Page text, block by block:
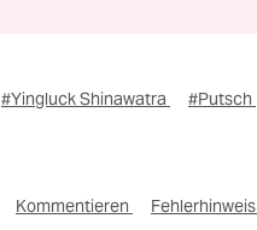
#Yingluck Shinawatra #Putsch
Kommentieren Fehlerhinweis